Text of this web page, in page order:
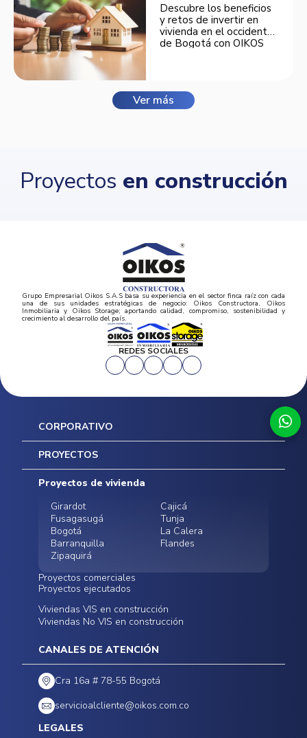
Descubre los beneficios
y retos de invertir en
vivienda en el occidente
de Bogotá con OIKOS
Ver más
Proyectos en construcción
Grupo Empresarial Oikos S.A.S basa su experiencia en el sector finca raíz con cada
una de sus unidades estratégicas de negocio: Oikos Constructora, Oikos
Inmobiliaria y Oikos Storage; aportando calidad, compromiso, sostenibilidad y
crecimiento al desarrollo del país.
REDES SOCIALES
CORPORATIVO
Inicio
Mapa del sitio
Postventas
Contratación Directa
Noticias
PROYECTOS
Proyectos de vivienda
Girardot
Cajicá
Fusagasugá
Tunja
Bogotá
La Calera
Barranquilla
Flandes
Zipaquirá
Proyectos comerciales
Funza
Infinitum Zentral
Bodegas - ALMAX
Centro Comercial
Proyectos ejecutados
Conoce nuestros
proyectos ejecutados
Viviendas VIS en construcción
Viviendas No VIS en construcción
CANALES DE ATENCIÓN
Cra 16a # 78-55 Bogotá
servicioalcliente@oikos.com.co
LEGALES